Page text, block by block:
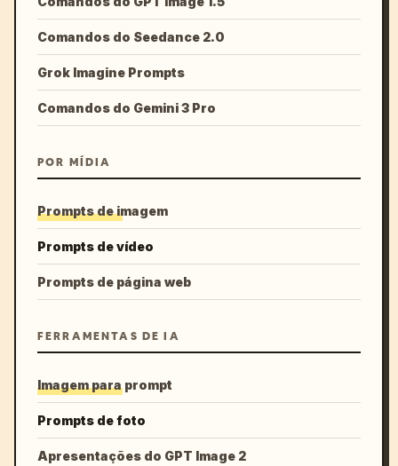
Comandos do Seedance 2.0
Grok Imagine Prompts
Comandos do Gemini 3 Pro
POR MÍDIA
Prompts de imagem
Prompts de vídeo
Prompts de página web
FERRAMENTAS DE IA
Imagem para prompt
Prompts de foto
Apresentações do GPT Image 2